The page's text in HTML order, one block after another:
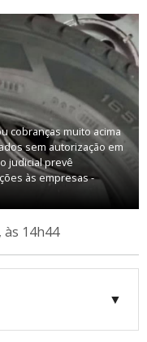
cobranças muito acima
sem autorização em
judicial prevê
às empresas -
às 14h44
▼